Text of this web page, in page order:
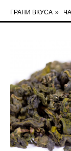
ГРАНИ ВКУСА »